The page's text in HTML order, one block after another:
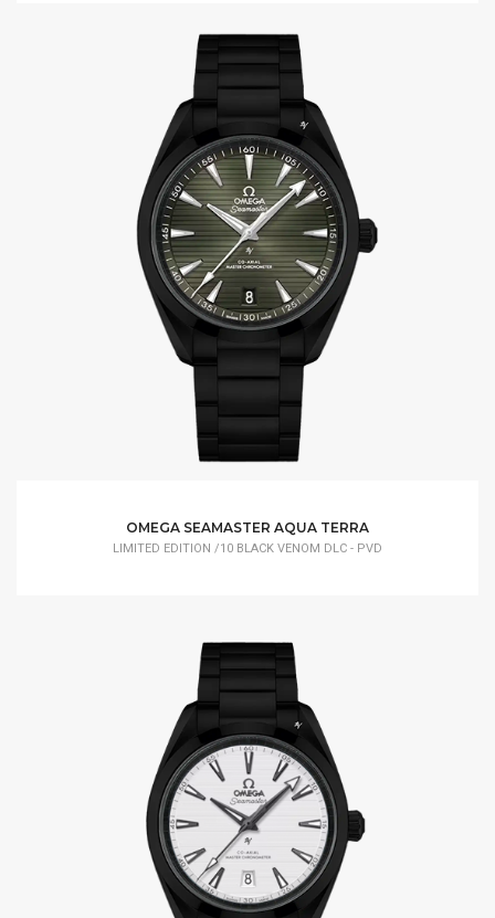
OMEGA SEAMASTER AQUA TERRA
LIMITED EDITION /10 BLACK VENOM DLC - PVD